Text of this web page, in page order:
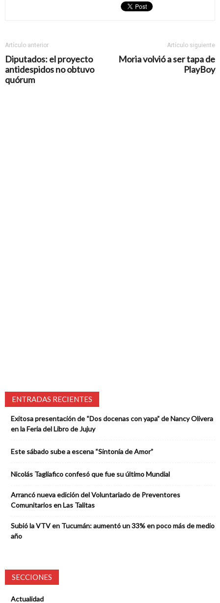
Artículo anterior
Diputados: el proyecto
antidespidos no obtuvo
quórum
Artículo siguiente
Moria volvió a ser tapa de
PlayBoy
ENTRADAS RECIENTES
Exitosa presentación de “Dos docenas con yapa” de Nancy Olivera
en la Feria del Libro de Jujuy
Este sábado sube a escena “Sintonía de Amor”
Nicolás Tagliafico confesó que fue su último Mundial
Arrancó nueva edición del Voluntariado de Preventores
Comunitarios en Las Talitas
Subió la VTV en Tucumán: aumentó un 33% en poco más de medio
año
SECCIONES
Actualidad